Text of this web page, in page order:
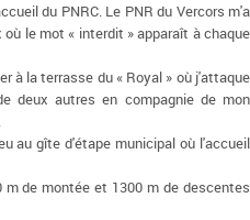
du PNRC. Le PNR du Vercors m'a
le mot « interdit » apparaît à chaque
à la terrasse du « Royal » où j'attaque
deux autres en compagnie de mon
au gîte d'étape municipal où l'accueil
de montée et 1300 m de descentes